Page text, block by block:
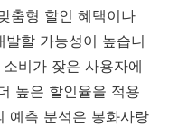
춤형 할인 혜택이나
할 가능성이 높습니
비가 잦은 사용자에
높은 할인율을 적용
예측 분석은 봉화사랑